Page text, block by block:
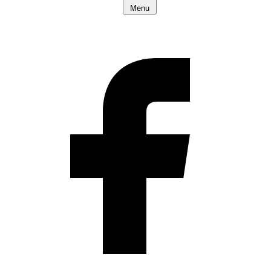
Menu